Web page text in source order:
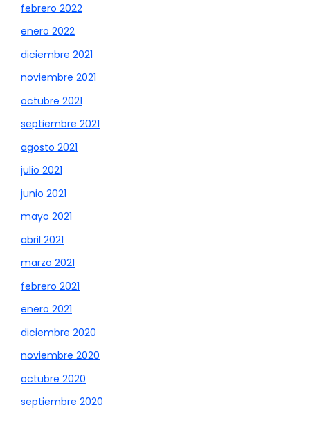
febrero 2022
enero 2022
diciembre 2021
noviembre 2021
octubre 2021
septiembre 2021
agosto 2021
julio 2021
junio 2021
mayo 2021
abril 2021
marzo 2021
febrero 2021
enero 2021
diciembre 2020
noviembre 2020
octubre 2020
septiembre 2020